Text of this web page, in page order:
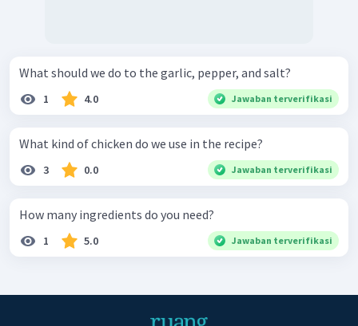
What should we do to the garlic, pepper, and salt?
1 4.0 Jawaban terverifikasi
What kind of chicken do we use in the recipe?
3 0.0 Jawaban terverifikasi
How many ingredients do you need?
1 5.0 Jawaban terverifikasi